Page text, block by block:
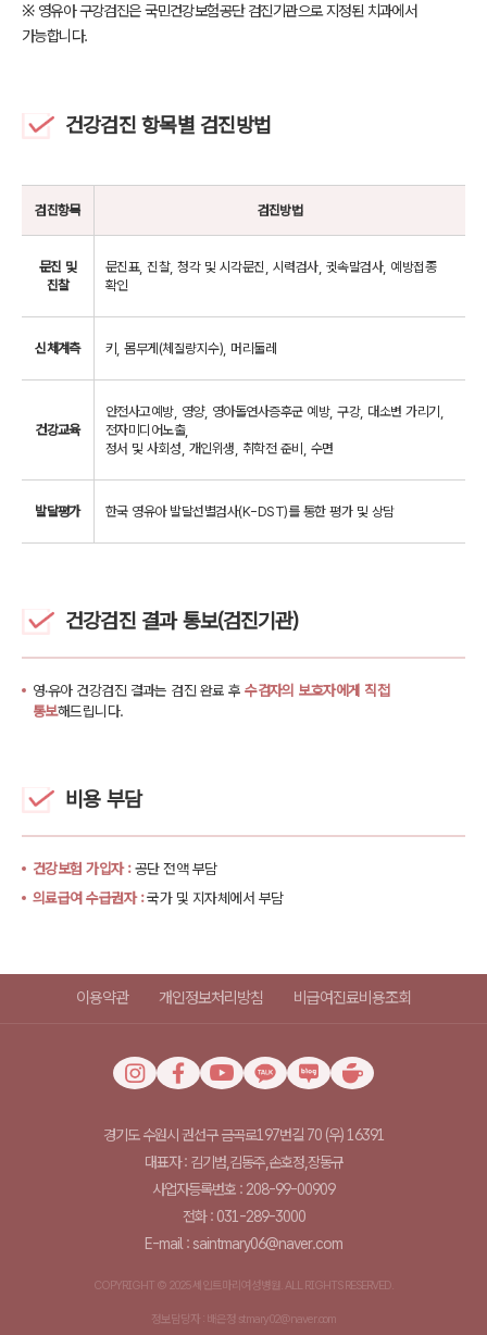
※ 영유아 구강검진은 국민건강보험공단 검진기관으로 지정된 치과에서
가능합니다.
건강검진 항목별 검진방법
검진항목 검진방법
문진 및
진찰
문진표, 진찰, 청각 및 시각문진, 시력검사, 귓속말검사, 예방접종
확인
신체계측 키, 몸무게(체질량지수), 머리둘레
건강교육
안전사고예방, 영양, 영아돌연사증후군 예방, 구강, 대소변 가리기,
전자미디어노출,
정서 및 사회성, 개인위생, 취학전 준비, 수면
발달평가 한국 영유아 발달선별검사(K-DST)를 통한 평가 및 상담
건강검진 결과 통보(검진기관)
영·유아 건강검진 결과는 검진 완료 후수검자의 보호자에게 직접
통보해드립니다.
비용 부담
건강보험 가입자 :공단 전액 부담
의료급여 수급권자 :국가 및 지자체에서 부담
이용약관 개인정보처리방침 비급여진료비용조회
경기도 수원시 권선구 금곡로197번길 70 (우) 16391
대표자 : 김기범,김동주,손호정,장동규
사업자등록번호 : 208-99-00909
전화 : 031-289-3000
E-mail : saintmary06@naver.com
COPYRIGHT © 2025 세인트마리여성병원. ALL RIGHTS RESERVED.
정보담당자 : 배은정 stmary02@naver.com